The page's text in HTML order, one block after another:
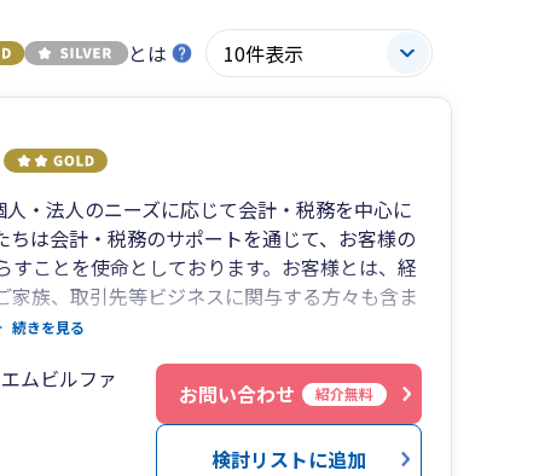
とは
・法人のニーズに応じて会計・税務を中心に
は会計・税務のサポートを通じて、お客様の
ことを使命としております。お客様とは、経
族、取引先等ビジネスに関与する方々も含ま
でのご相談も対応可能です。
続きを見る
ムビルファ
お問い合わせ 紹介無料
検討リストに追加